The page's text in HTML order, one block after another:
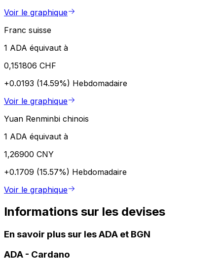
Voir le graphique
Franc suisse
1 ADA équivaut à
0,151806 CHF
+0.0193 (14.59%) Hebdomadaire
Voir le graphique
Yuan Renminbi chinois
1 ADA équivaut à
1,26900 CNY
+0.1709 (15.57%) Hebdomadaire
Voir le graphique
Informations sur les devises
En savoir plus sur les ADA et BGN
ADA - Cardano